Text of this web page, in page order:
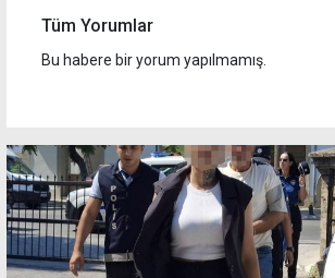
Tüm Yorumlar
Bu habere bir yorum yapılmamış.